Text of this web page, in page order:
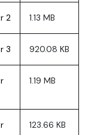
2 1.13 MB
3 920.08 KB
1.19 MB
123.66 KB